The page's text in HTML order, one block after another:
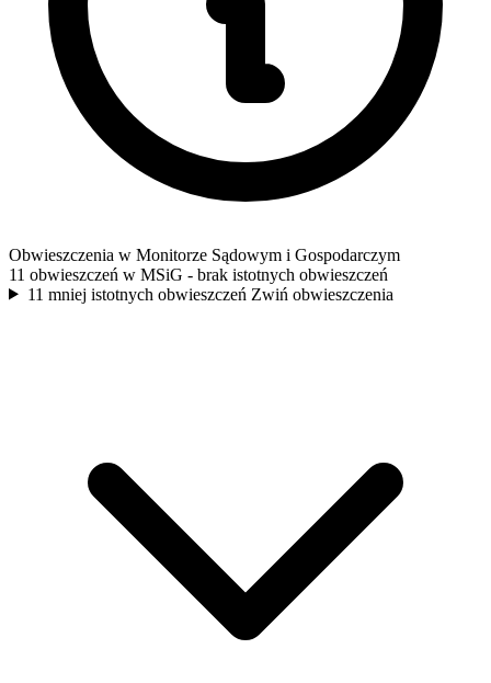
Obwieszczenia w Monitorze Sądowym i Gospodarczym
11 obwieszczeń w MSiG - brak istotnych obwieszczeń
11 mniej istotnych obwieszczeń Zwiń obwieszczenia